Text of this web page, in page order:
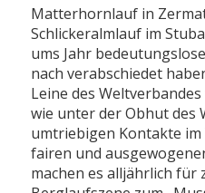
Matterhornlauf in
Schlickeralmlauf im
ums Jahr
nach verabschiedet
Leine des
wie unter der Obhut des
umtriebigen Kontakte
fairen und
machen es alljährlich für